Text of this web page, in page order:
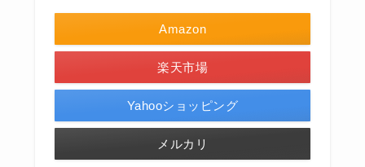
Amazon
楽天市場
Yahooショッピング
メルカリ